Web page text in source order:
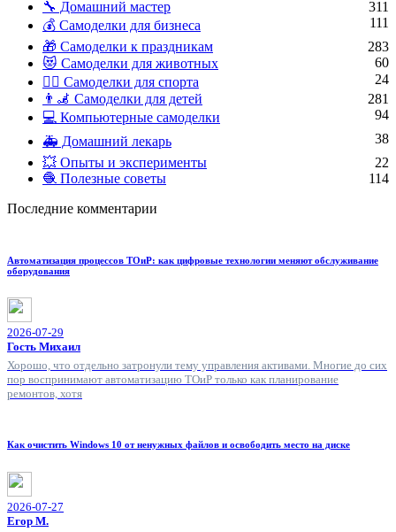
🔧 Домашний мастер
311
💰 Самоделки для бизнеса
111
🎁 Самоделки к праздникам
283
😻 Самоделки для животных
60
🏋️‍♀️ Самоделки для спорта
24
👨‍🦼 Самоделки для детей
281
💻 Компьютерные самоделки
94
🚑 Домашний лекарь
38
💥 Опыты и эксперименты
22
🧶 Полезные советы
114
Последние комментарии
Автоматизация процессов ТОиР: как цифровые технологии меняют обслуживание
оборудования
2026-07-29
Гость Михаил
Хорошо, что отдельно затронули тему управления активами. Многие до сих
пор воспринимают автоматизацию ТОиР только как планирование
ремонтов, хотя
Как очистить Windows 10 от ненужных файлов и освободить место на диске
2026-07-27
Егор М.